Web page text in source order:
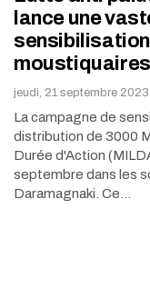
lance une
moustiquaires
jeudi, 21 septembre
La campagne de
distribution de 3000
Durée d'Action
septembre dans les
Daramagnaki. Ce…